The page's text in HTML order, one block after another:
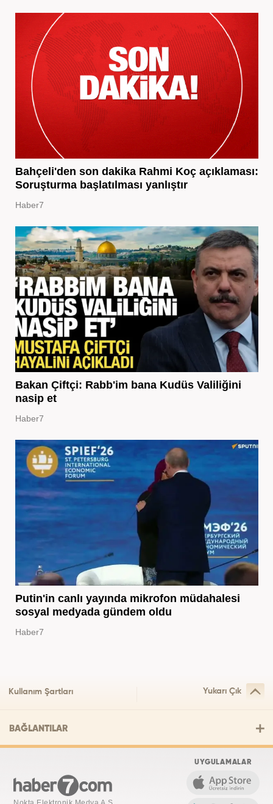
Bahçeli'den son dakika Rahmi Koç açıklaması:
Soruşturma başlatılması yanlıştır
Haber7
Bakan Çiftçi: Rabb'im bana Kudüs Valiliğini
nasip et
Haber7
Putin'in canlı yayında mikrofon müdahalesi
sosyal medyada gündem oldu
Haber7
Kullanım Şartları Yukarı Çık
BAĞLANTILAR
UYGULAMALAR